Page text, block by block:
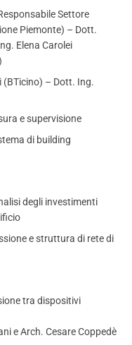
Settore
Piemonte) – Dott.
Elena Carolei
(BTicino) – Dott. Ing.
e supervisione
di building
degli investimenti
e struttura di rete di
tra dispositivi
e Arch. Cesare Coppedè